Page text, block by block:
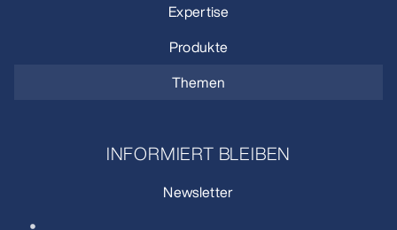
Expertise
Produkte
Themen
INFORMIERT BLEIBEN
Newsletter